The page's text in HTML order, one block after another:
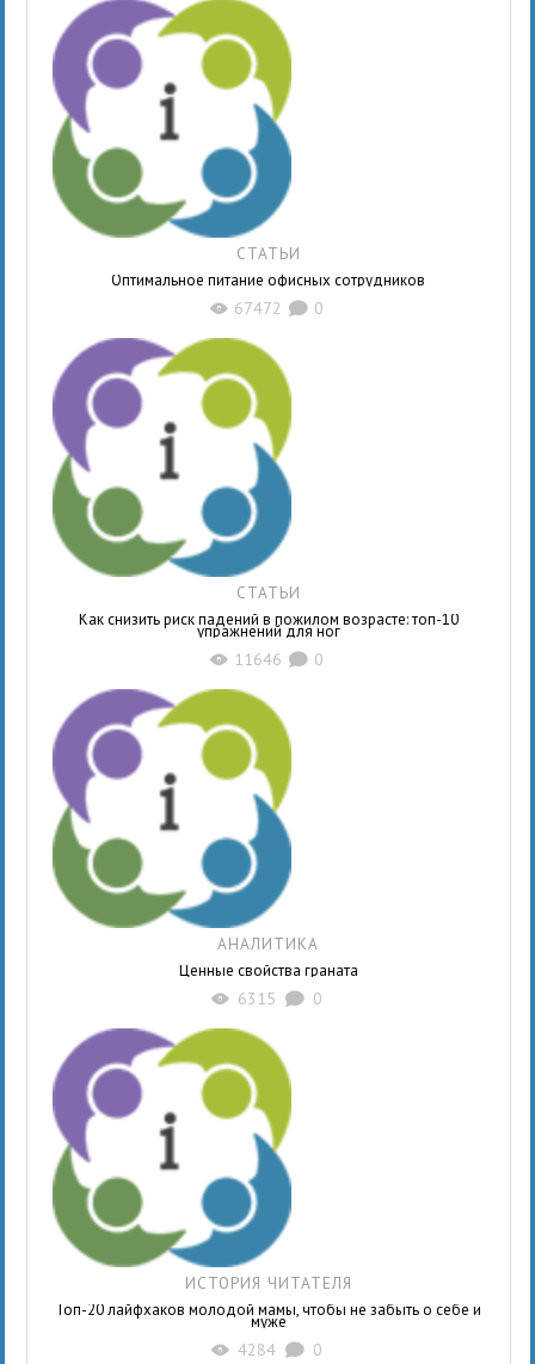
СТАТЬИ
Оптимальное питание офисных сотрудников
X 67472 K 0
СТАТЬИ
Как снизить риск падений в пожилом возрасте: топ-10
упражнений для ног
X 11646 K 0
АНАЛИТИКА
Ценные свойства граната
X 6315 K 0
ИСТОРИЯ ЧИТАТЕЛЯ
Топ-20 лайфхаков молодой мамы, чтобы не забыть о себе и
муже
X 4284 K 0